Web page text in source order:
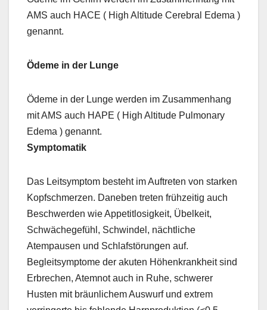
AMS auch HACE ( High Altitude Cerebral Edema )
genannt.
Ödeme in der Lunge
Ödeme in der Lunge werden im Zusammenhang
mit AMS auch HAPE ( High Altitude Pulmonary
Edema ) genannt.
Symptomatik
Das Leitsymptom besteht im Auftreten von starken
Kopfschmerzen. Daneben treten frühzeitig auch
Beschwerden wie Appetitlosigkeit, Übelkeit,
Schwächegefühl, Schwindel, nächtliche
Atempausen und Schlafstörungen auf.
Begleitsymptome der akuten Höhenkrankheit sind
Erbrechen, Atemnot auch in Ruhe, schwerer
Husten mit bräunlichem Auswurf und extrem